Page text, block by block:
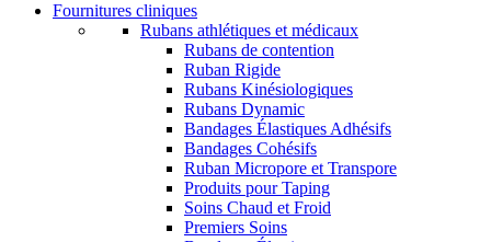
Fournitures cliniques
Rubans athlétiques et médicaux
Rubans de contention
Ruban Rigide
Rubans Kinésiologiques
Rubans Dynamic
Bandages Élastiques Adhésifs
Bandages Cohésifs
Ruban Micropore et Transpore
Produits pour Taping
Soins Chaud et Froid
Premiers Soins